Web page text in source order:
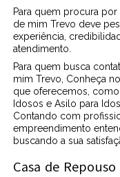
Para quem procura
de mim Trevo deve
experiência,
atendimento.
Para quem busca
mim Trevo, Conheça
que oferecemos,
Idosos e Asilo para
Contando com
empreendimento
buscando a sua
Casa de